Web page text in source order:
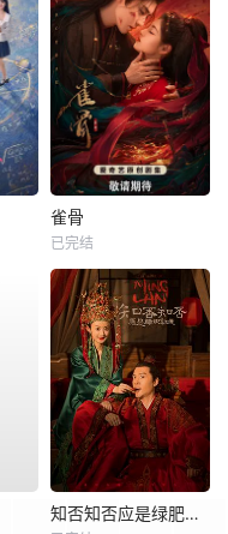
雀骨
已完结
知否知否应是绿肥红瘦